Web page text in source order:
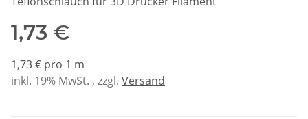
1,73 €
1,73 € pro 1 m
inkl. 19% MwSt. , zzgl. Versand